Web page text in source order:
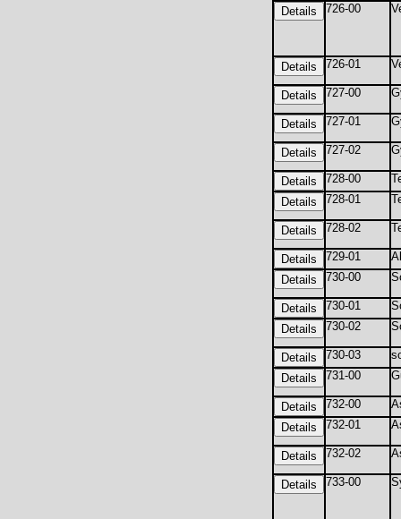
726-00
726-01
727-00
727-01
727-02
728-00
728-01
728-02
729-01
730-00
730-01
730-02
730-03
731-00
732-00
732-01
732-02
733-00